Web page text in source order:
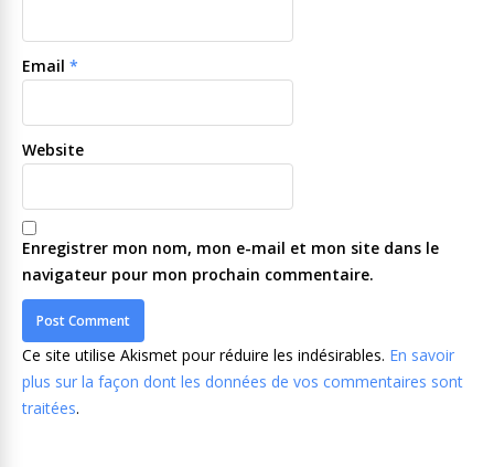
Email *
Website
Enregistrer mon nom, mon e-mail et mon site dans le
navigateur pour mon prochain commentaire.
Ce site utilise Akismet pour réduire les indésirables. En savoir
plus sur la façon dont les données de vos commentaires sont
traitées.